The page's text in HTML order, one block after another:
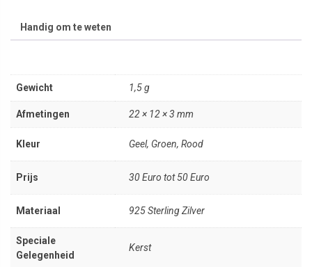
Handig om te weten
Gewicht 1,5 g
Afmetingen 22 × 12 × 3 mm
Kleur Geel, Groen, Rood
Prijs 30 Euro tot 50 Euro
Materiaal 925 Sterling Zilver
Speciale
Gelegenheid
Kerst